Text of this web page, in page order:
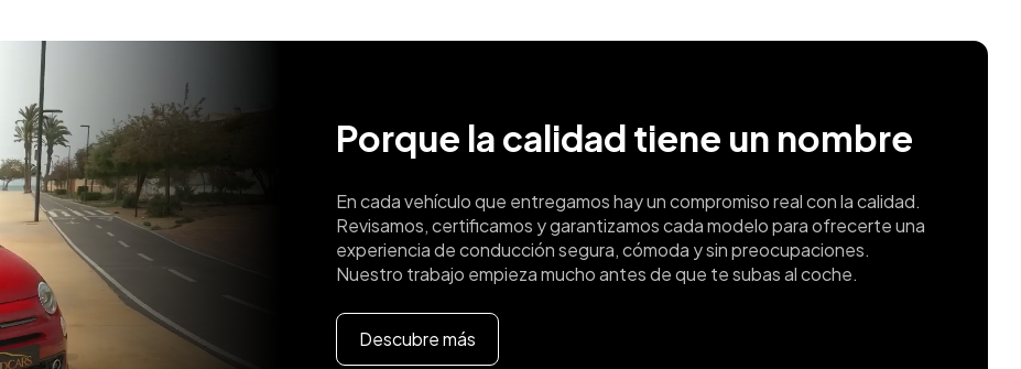
Porque la calidad tiene un nombre
En cada vehículo que entregamos hay un compromiso real con la calidad.
Revisamos, certificamos y garantizamos cada modelo para ofrecerte una
experiencia de conducción segura, cómoda y sin preocupaciones.
Nuestro trabajo empieza mucho antes de que te subas al coche.
Descubre más